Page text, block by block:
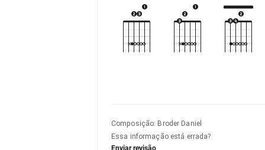
Composição: Broder Daniel
Essa informação está errada?
Enviar revisão